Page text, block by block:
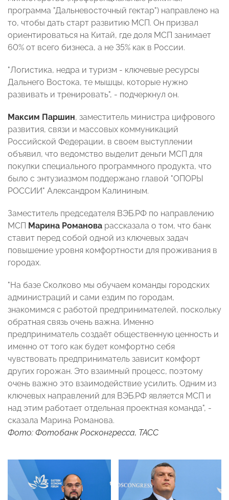
программа "Дальневосточный гектар") направлено на
то, чтобы дать старт развитию МСП. Он призвал
ориентироваться на Китай, где доля МСП занимает
60% от всего бизнеса, а не 35% как в России.
"Логистика, недра и туризм - ключевые ресурсы
Дальнего Востока, те мышцы, которые нужно
развивать и тренировать", - подчеркнул он.
Максим Паршин, заместитель министра цифрового
развития, связи и массовых коммуникаций
Российской Федерации, в своем выступлении
объявил, что ведомство выделит деньги МСП для
покупки специального программного продукта, что
было с энтузиазмом поддержано главой "ОПОРЫ
РОССИИ" Александром Калининым.
Заместитель председателя ВЭБ.РФ по направлению
МСП Марина Романова рассказала о том, что банк
ставит перед собой одной из ключевых задач
повышение уровня комфортности для проживания в
городах.
"На базе Сколково мы обучаем команды городских
администраций и сами ездим по городам,
знакомимся с работой предпринимателей, поскольку
обратная связь очень важна. Именно
предприниматель создаёт общественную ценность и
именно от того как будет комфортно себя
чувствовать предприниматель зависит комфорт
других горожан. Это взаимный процесс, поэтому
очень важно это взаимодействие усилить. Одним из
ключевых направлений для ВЭБ.РФ является МСП и
над этим работает отдельная проектная команда", -
сказала Марина Романова.
Фото: Фотобанк Росконгресса, ТАСС